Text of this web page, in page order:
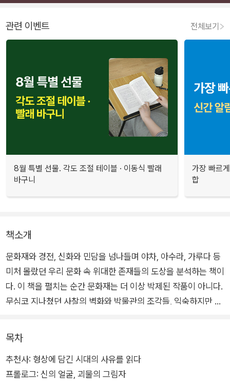
관련 이벤트 전체보기
8월 특별 선물. 각도 조절 테이블 · 이동식 빨래
바구니
가장 빠르
합
책소개
문화재와 경전, 신화와 민담을 넘나들며 야차, 아수라, 가루다 등
미처 몰랐던 우리 문화 속 위대한 존재들의 도상을 분석하는 책이
다. 이 책을 펼치는 순간 문화재는 더 이상 박제된 작품이 아니다.
무심코 지나쳤던 사찰의 벽화와 박물관의 조각들, 익숙하지만 이
제공한다. 사찰 마당을 지키는 금강역사의 당당한 자세나 석탑 기
단에 새겨진 야차의 표정, 민화 속의 기이한 형상들이 생생한 모
습으로 다가온다.
목차
추천사: 형상에 담긴 시대의 사유를 읽다
프롤로그: 신의 얼굴, 괴물의 그림자